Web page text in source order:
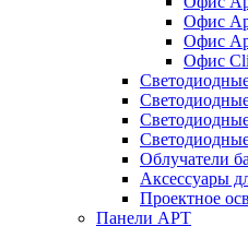
Офис
Офис
Офис
Облучатели
Аксессуары
Проектное
Панели АРТ